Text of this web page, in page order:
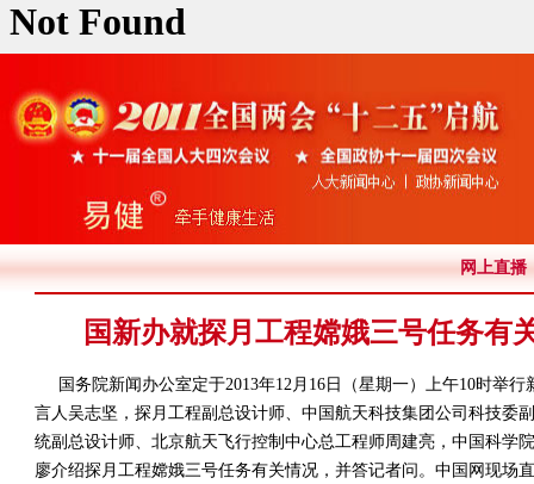
网上直播
国新办就探月工程嫦娥三号任务有
国务院新闻办公室定于2013年12月16日（星期一）上午10时举
言人吴志坚，探月工程副总设计师、中国航天科技集团公司科技委
统副总设计师、北京航天飞行控制中心总工程师周建亮，中国科学
廖介绍探月工程嫦娥三号任务有关情况，并答记者问。中国网现场